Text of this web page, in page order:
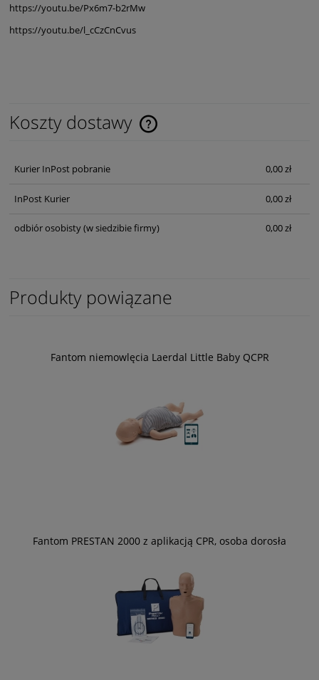
https://youtu.be/Px6m7-b2rMw
https://youtu.be/l_cCzCnCvus
Koszty dostawy
Cena nie zawiera ewentualnych kosztów płatności
Kurier InPost pobranie 0,00 zł
InPost Kurier 0,00 zł
odbiór osobisty(w siedzibie firmy) 0,00 zł
Produkty powiązane
Fantom niemowlęcia Laerdal Little Baby QCPR
Fantom PRESTAN 2000 z aplikacją CPR, osoba dorosła